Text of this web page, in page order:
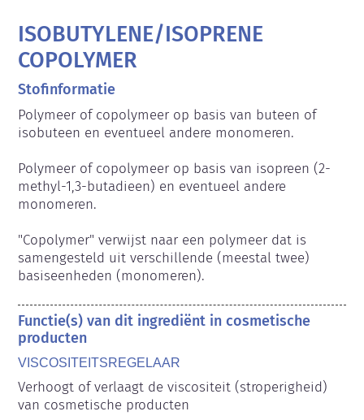
ISOBUTYLENE/ISOPRENE
COPOLYMER
Stofinformatie
Polymeer of copolymeer op basis van buteen of
isobuteen en eventueel andere monomeren.
Polymeer of copolymeer op basis van isopreen (2-
methyl-1,3-butadieen) en eventueel andere
monomeren.
"Copolymer" verwijst naar een polymeer dat is
samengesteld uit verschillende (meestal twee)
basiseenheden (monomeren).
Functie(s) van dit ingrediënt in cosmetische
producten
VISCOSITEITSREGELAAR
Verhoogt of verlaagt de viscositeit (stroperigheid)
van cosmetische producten